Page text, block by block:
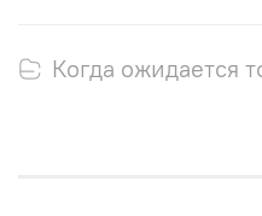
Когда ожидается